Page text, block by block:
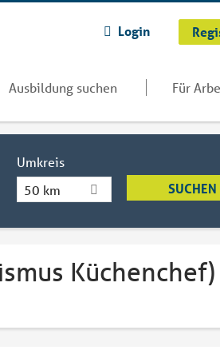
Login
Ausbildung suchen Für
Umkreis
50 km